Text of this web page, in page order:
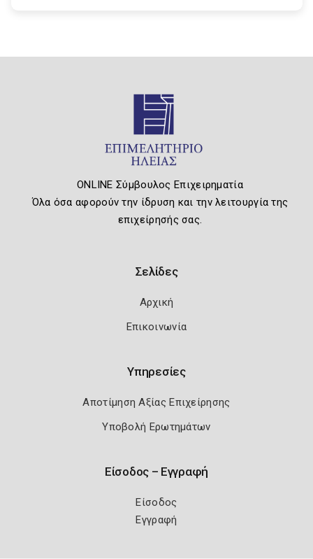
ONLINE Σύμβουλος Επιχειρηματία
Όλα όσα αφορούν την ίδρυση και την λειτουργία της
επιχείρησής σας.
Σελίδες
Αρχική
Επικοινωνία
Υπηρεσίες
Αποτίμηση Αξίας Επιχείρησης
Υποβολή Ερωτημάτων
Είσοδος – Εγγραφή
Είσοδος
Εγγραφή